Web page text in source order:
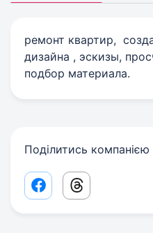
ремонт квартир,
дизайна , эскизы,
подбор материала.
Поділитись
Facebook share link
Threads share